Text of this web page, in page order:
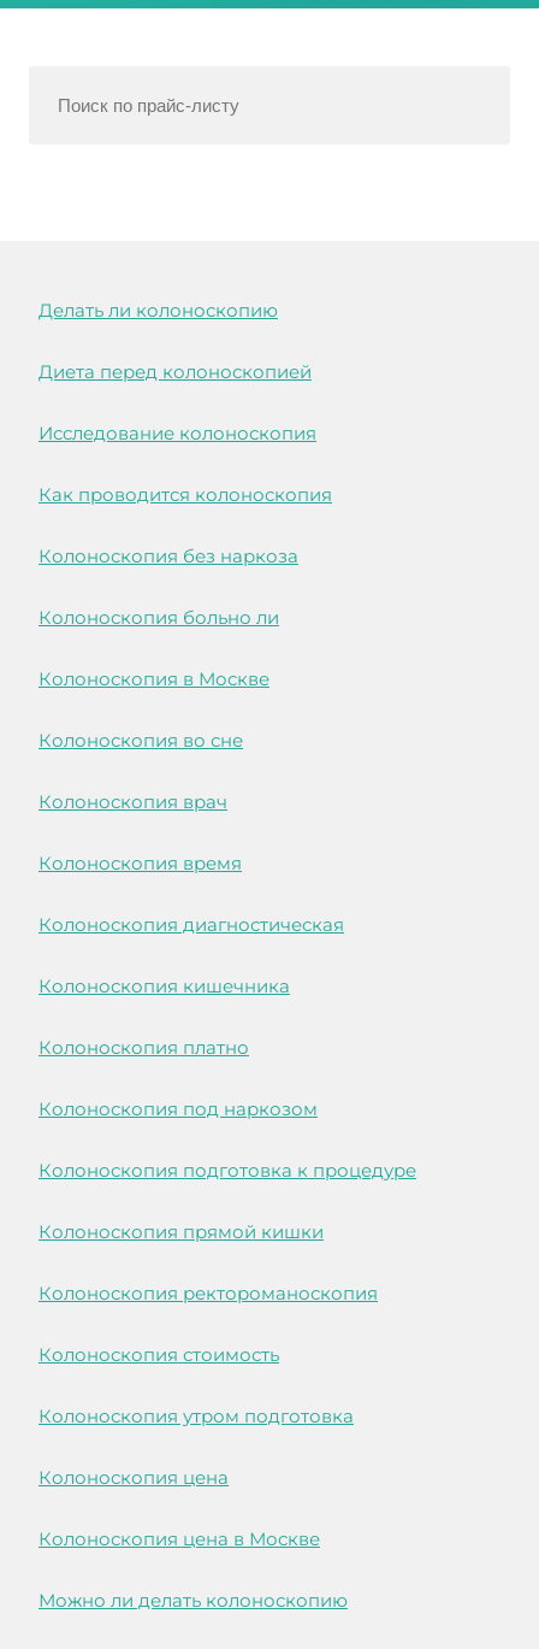
Делать ли колоноскопию
Диета перед колоноскопией
Исследование колоноскопия
Как проводится колоноскопия
Колоноскопия без наркоза
Колоноскопия больно ли
Колоноскопия в Москве
Колоноскопия во сне
Колоноскопия врач
Колоноскопия время
Колоноскопия диагностическая
Колоноскопия кишечника
Колоноскопия платно
Колоноскопия под наркозом
Колоноскопия подготовка к процедуре
Колоноскопия прямой кишки
Колоноскопия ректороманоскопия
Колоноскопия стоимость
Колоноскопия утром подготовка
Колоноскопия цена
Колоноскопия цена в Москве
Можно ли делать колоноскопию